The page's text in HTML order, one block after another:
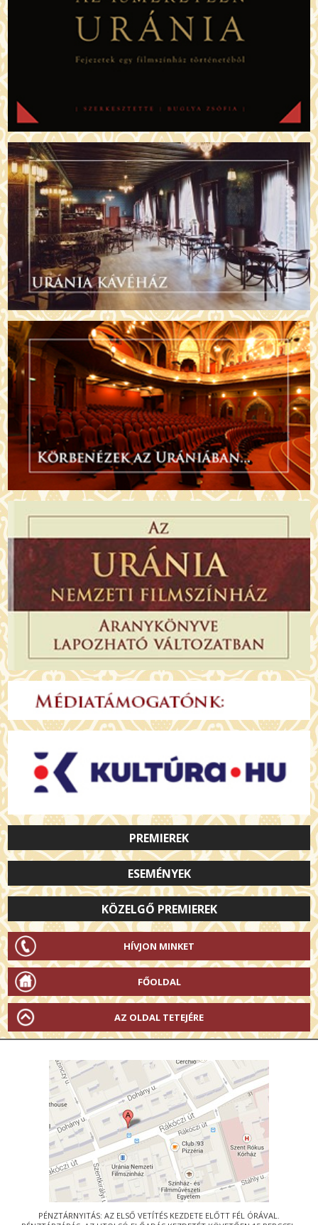
PREMIEREK
ESEMÉNYEK
KÖZELGŐ PREMIEREK
HÍVJON MINKET
FŐOLDAL
AZ OLDAL TETEJÉRE
PÉNZTÁRNYITÁS: AZ ELSŐ VETÍTÉS KEZDETE ELŐTT FÉL ÓRÁVAL.